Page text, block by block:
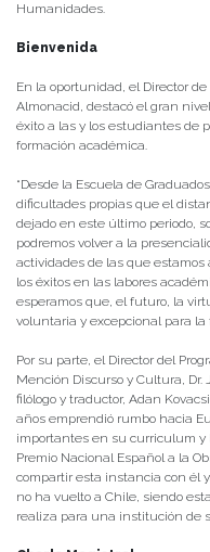
Humanidades.
Bienvenida
En la oportunidad, el Director
Almonacid, destacó el gran
éxito a las y los estudiantes de
formación académica.
“Desde la Escuela de
dificultades propias que el
dejado en este último periodo,
podremos volver a la
actividades de las que estamos
los éxitos en las labores
esperamos que, el futuro, la
voluntaria y excepcional para
Por su parte, el Director del
Mención Discurso y Cultura, Dr.
filólogo y traductor, Adan
años emprendió rumbo hacia
importantes en su curriculum y
Premio Nacional Español a la
compartir esta instancia con él
no ha vuelto a Chile, siendo
realiza para una institución de